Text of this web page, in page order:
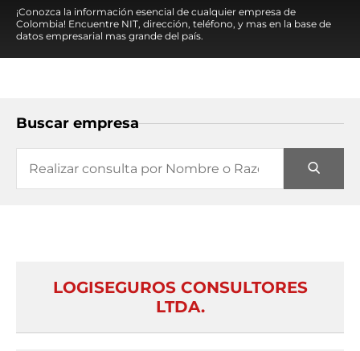
¡Conozca la información esencial de cualquier empresa de
Colombia! Encuentre NIT, dirección, teléfono, y mas en la base de
datos empresarial mas grande del país.
Buscar empresa
LOGISEGUROS CONSULTORES
LTDA.